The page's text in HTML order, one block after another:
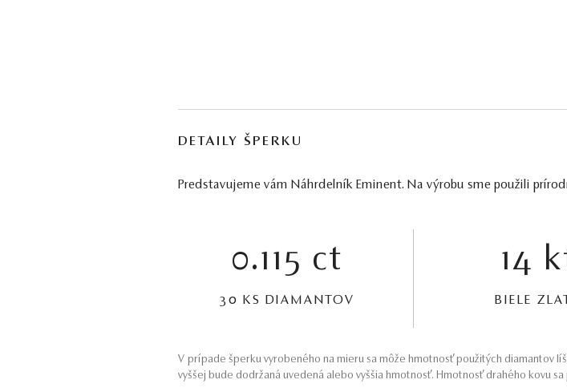
DETAILY ŠPERKU
Predstavujeme vám Náhrdelník Eminent. Na výrobu sme použili
0.115 ct
30 KS DIAMANTOV
14
BIELE
V prípade šperku vyrobeného na mieru sa môže hmotnosť použitých diamantov
vyššej bude dodržaná uvedená alebo vyššia hmotnosť. Hmotnosť drahého kovu